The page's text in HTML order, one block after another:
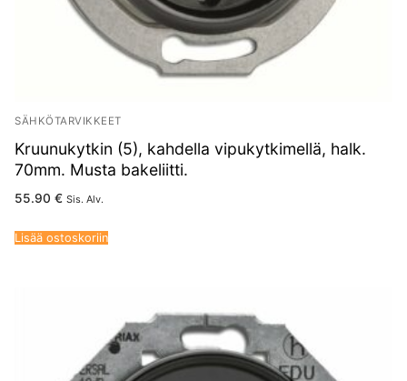
SÄHKÖTARVIKKEET
Kruunukytkin (5), kahdella vipukytkimellä, halk.
70mm. Musta bakeliitti.
55.90 € Sis. Alv.
Lisää ostoskoriin